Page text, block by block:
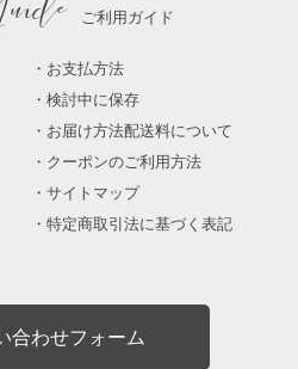
ご利用ガイド
お支払方法
検討中に保存
お届け方法配送料について
クーポンのご利用方法
サイトマップ
特定商取引法に基づく表記
合わせフォーム